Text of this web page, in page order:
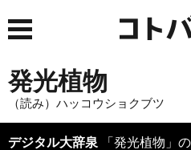
発光植物
（読み）ハッコウショクブツ
デジタル大辞泉 「発光植物」